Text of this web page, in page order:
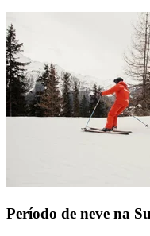
Período de neve na